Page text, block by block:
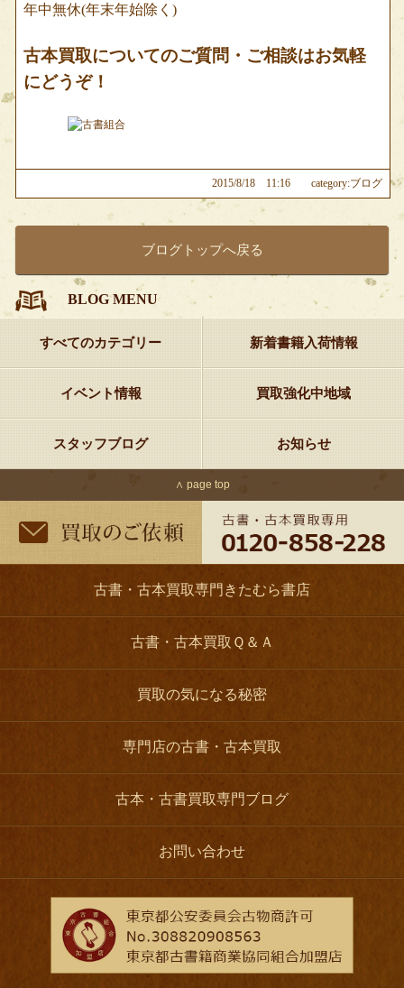
年中無休(年末年始除く)
古本買取についてのご質問・ご相談はお気軽
にどうぞ！
category:ブログ
2015/8/18 11:16
ブログトップへ戻る
BLOG MENU
すべてのカテゴリー 新着書籍入荷情報
イベント情報 買取強化中地域
スタッフブログ お知らせ
∧ page top
古書・古本買取専門きたむら書店
古書・古本買取Ｑ＆Ａ
買取の気になる秘密
専門店の古書・古本買取
古本・古書買取専門ブログ
お問い合わせ